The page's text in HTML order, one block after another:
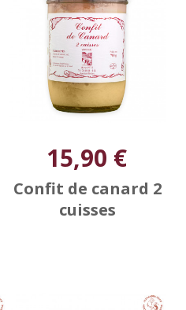
15,90 €
Confit de canard 2
cuisses